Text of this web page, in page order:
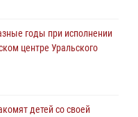
годы при исполнении
центре Уральского
детей со своей